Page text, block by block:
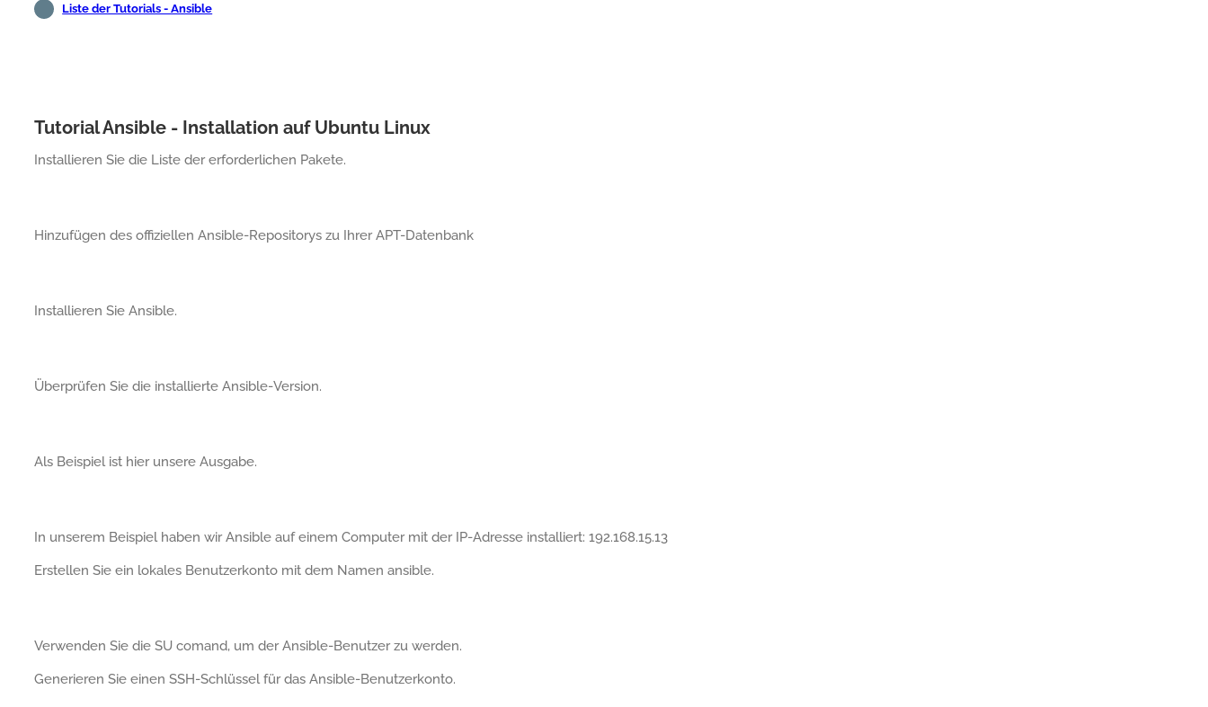
Liste der Tutorials - Ansible
Tutorial Ansible - Installation auf Ubuntu Linux
Installieren Sie die Liste der erforderlichen Pakete.
Hinzufügen des offiziellen Ansible-Repositorys zu Ihrer APT-Datenbank
Installieren Sie Ansible.
Überprüfen Sie die installierte Ansible-Version.
Als Beispiel ist hier unsere Ausgabe.
In unserem Beispiel haben wir Ansible auf einem Computer mit der IP-Adresse installiert: 192.168.15.13
Erstellen Sie ein lokales Benutzerkonto mit dem Namen ansible.
Verwenden Sie die SU comand, um der Ansible-Benutzer zu werden.
Generieren Sie einen SSH-Schlüssel für das Ansible-Benutzerkonto.